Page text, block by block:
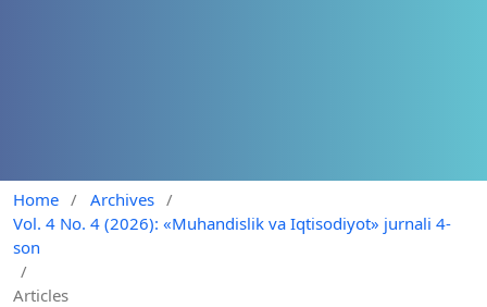
Home / Archives /
Vol. 4 No. 4 (2026): «Muhandislik va Iqtisodiyot» jurnali 4-
son
/
Articles